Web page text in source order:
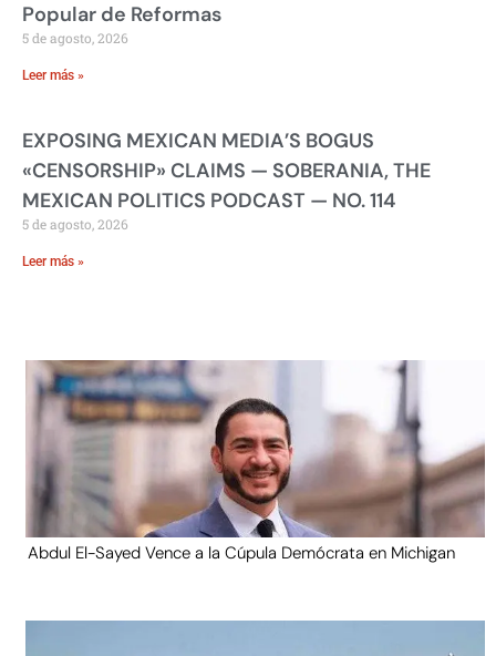
Popular de Reformas
5 de agosto, 2026
Leer más »
EXPOSING MEXICAN MEDIA’S BOGUS
«CENSORSHIP» CLAIMS — SOBERANIA, THE
MEXICAN POLITICS PODCAST — NO. 114
5 de agosto, 2026
Leer más »
Abdul El-Sayed Vence a la Cúpula Demócrata en Michigan